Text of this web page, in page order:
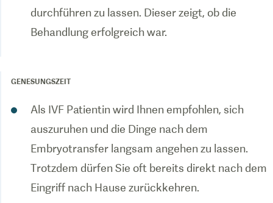
durchführen zu lassen. Dieser zeigt, ob die
Behandlung erfolgreich war.
GENESUNGSZEIT
Als IVF Patientin wird Ihnen empfohlen, sich
auszuruhen und die Dinge nach dem
Embryotransfer langsam angehen zu lassen.
Trotzdem dürfen Sie oft bereits direkt nach dem
Eingriff nach Hause zurückkehren.